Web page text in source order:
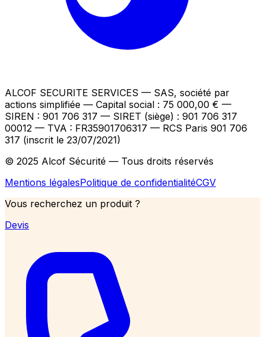
ALCOF SECURITE SERVICES — SAS, société par
actions simplifiée — Capital social : 75 000,00 € —
SIREN : 901 706 317 — SIRET (siège) : 901 706 317
00012 — TVA : FR35901706317 — RCS Paris 901 706
317 (inscrit le 23/07/2021)
© 2025 Alcof Sécurité — Tous droits réservés
Mentions légalesPolitique de confidentialitéCGV
Vous recherchez un produit ?
Devis